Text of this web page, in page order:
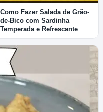
Como Fazer Salada de Grão-
de-Bico com Sardinha
Temperada e Refrescante